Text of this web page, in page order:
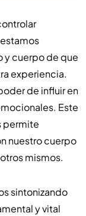
y cuerpo de que
experiencia.
de influir en
Este
permite
nuestro cuerpo
mismos.
sintonizando
y vital